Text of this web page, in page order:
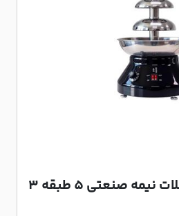
دستگاه آبشار شکلات نیمه صنعتی 5 طبقه 3